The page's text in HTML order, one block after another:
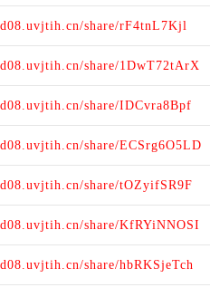
share/rF4tnL7Kjl
share/1DwT72tArX
share/IDCvra8Bpf
share/ECSrg6O5LD
share/tOZyifSR9F
share/KfRYiNNOSI
share/hbRKSjeTch